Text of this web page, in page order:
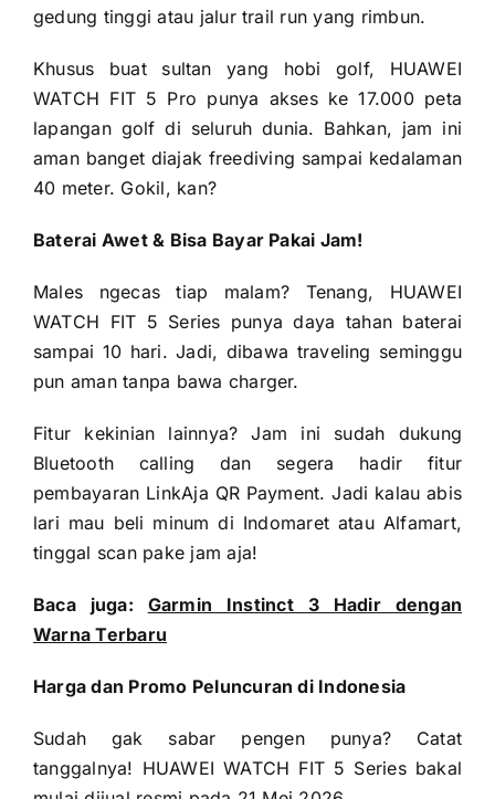
gedung tinggi atau jalur trail run yang rimbun.
Khusus buat sultan yang hobi golf, HUAWEI
WATCH FIT 5 Pro punya akses ke 17.000 peta
lapangan golf di seluruh dunia. Bahkan, jam ini
aman banget diajak freediving sampai kedalaman
40 meter. Gokil, kan?
Baterai Awet & Bisa Bayar Pakai Jam!
Males ngecas tiap malam? Tenang, HUAWEI
WATCH FIT 5 Series punya daya tahan baterai
sampai 10 hari. Jadi, dibawa traveling seminggu
pun aman tanpa bawa charger.
Fitur kekinian lainnya? Jam ini sudah dukung
Bluetooth calling dan segera hadir fitur
pembayaran LinkAja QR Payment. Jadi kalau abis
lari mau beli minum di Indomaret atau Alfamart,
tinggal scan pake jam aja!
Baca juga: Garmin Instinct 3 Hadir dengan
Warna Terbaru
Harga dan Promo Peluncuran di Indonesia
Sudah gak sabar pengen punya? Catat
tanggalnya! HUAWEI WATCH FIT 5 Series bakal